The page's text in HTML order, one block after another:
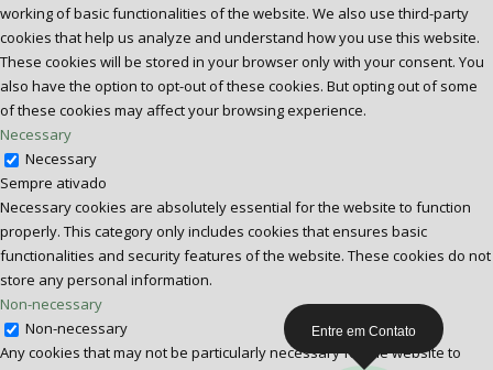
Entre em Contato
working of basic functionalities of the website. We also use third-party
cookies that help us analyze and understand how you use this website.
These cookies will be stored in your browser only with your consent. You
also have the option to opt-out of these cookies. But opting out of some
of these cookies may affect your browsing experience.
Necessary
Necessary
Sempre ativado
Necessary cookies are absolutely essential for the website to function
properly. This category only includes cookies that ensures basic
functionalities and security features of the website. These cookies do not
store any personal information.
Non-necessary
Non-necessary
Any cookies that may not be particularly necessary for the website to